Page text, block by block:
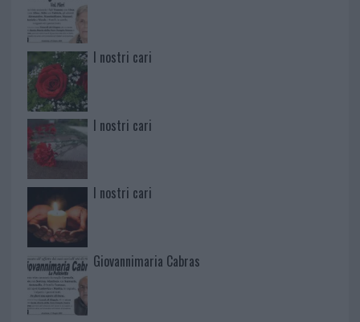
I nostri cari
I nostri cari
I nostri cari
Giovannimaria Cabras